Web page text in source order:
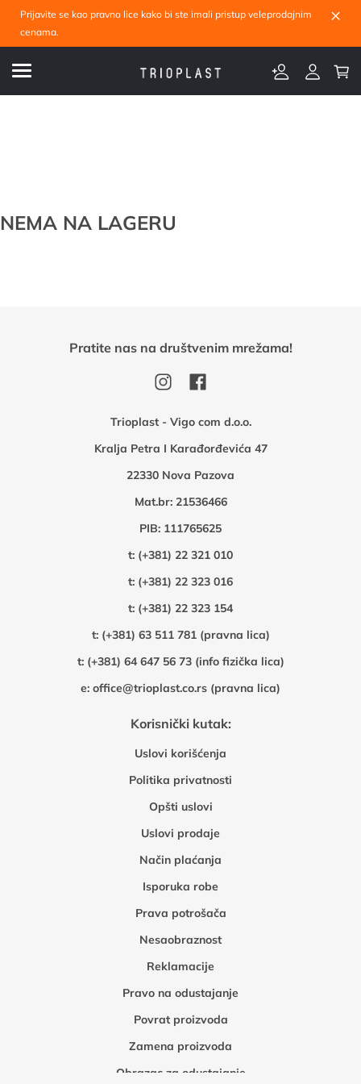
Prijavite se kao pravno lice kako bi ste imali pristup veleprodajnim
cenama.
×
NEMA NA LAGERU
Trioplast - Vigo com d.o.o.
Kralja Petra I Karađorđevića 47
22330 Nova Pazova
Mat.br: 21536466
PIB: 111765625
t: (+381) 22 321 010
t: (+381) 22 323 016
t: (+381) 22 323 154
t: (+381) 63 511 781 (pravna lica)
t: (+381) 64 647 56 73 (info fizička lica)
e: office@trioplast.co.rs (pravna lica)
Korisnički kutak:
Uslovi korišćenja
Politika privatnosti
Opšti uslovi
Uslovi prodaje
Način plaćanja
Isporuka robe
Prava potrošača
Nesaobraznost
Reklamacije
Pravo na odustajanje
Povrat proizvoda
Zamena proizvoda
Obrazac za odustajanje
Pratite nas na društvenim mrežama!